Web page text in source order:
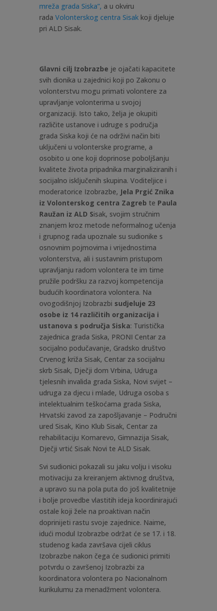
mreža grada Siska”, a u okviru
rada Volonterskog centra Sisakkoji djeluje
pri ALD Sisak.
Glavni cilj Izobrazbe je ojačati kapacitete
svih dionika u zajednici koji po Zakonu o
volonterstvu mogu primati volontere za
upravljanje volonterima u svojoj
organizaciji. Isto tako, želja je okupiti
različite ustanove i udruge s područja
grada Siska koji će na održivi način biti
uključeni u volonterske programe, a
osobito u one koji doprinose poboljšanju
kvalitete života pripadnika marginaliziranih i
socijalno isključenih skupina. Voditeljice i
moderatorice Izobrazbe, Jela Prgić Znika
iz Volonterskog centra Zagreb te Paula
Raužan iz ALD Sisak, svojim stručnim
znanjem kroz metode neformalnog učenja
i grupnog rada upoznale su sudionike s
osnovnim pojmovima i vrijednostima
volonterstva, ali i sustavnim pristupom
upravljanju radom volontera te im time
pružile podršku za razvoj kompetencija
budućih koordinatora volontera. Na
ovogodišnjoj Izobrazbi sudjeluje 23
osobe iz 14 različitih organizacija i
ustanova s područja Siska: Turistička
zajednica grada Siska, PRONI Centar za
socijalno podučavanje, Gradsko društvo
Crvenog križa Sisak, Centar za socijalnu
skrb Sisak, Dječji dom Vrbina, Udruga
tjelesnih invalida grada Siska, Novi svijet –
udruga za djecu i mlade, Udruga osoba s
intelektualnim teškoćama grada Siska,
Hrvatski zavod za zapošljavanje – Područni
ured Sisak, Kino Klub Sisak, Centar za
rehabilitaciju Komarevo, Gimnazija Sisak,
Dječji vrtić Sisak Novi te ALD Sisak.
Svi sudionici pokazali su jaku volju i visoku
motivaciju za kreiranjem aktivnog društva,
a upravo su na pola puta do još kvalitetnije
i bolje provedbe vlastitih ideja koordinirajući
ostale koji žele na proaktivan način
doprinijeti rastu svoje zajednice. Naime,
idući modul Izobrazbe održat će se 17. i 18.
studenog kada završava cijeli ciklus
Izobrazbe nakon čega će sudionici primiti
potvrdu o završenoj Izobrazbi za
koordinatora volontera po Nacionalnom
kurikulumu za menadžment volontera.